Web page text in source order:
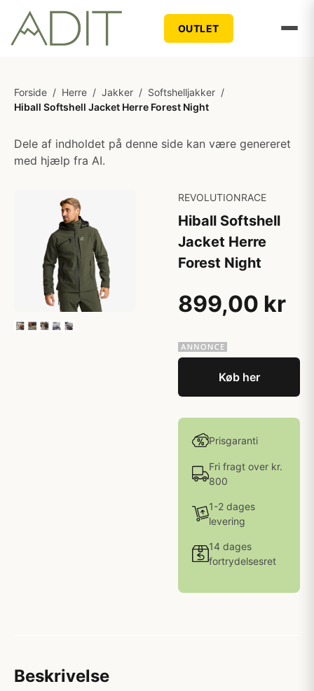
OUTLET
Forside / Herre / Jakker / Softshelljakker /
Hiball Softshell Jacket Herre Forest Night
Dele af indholdet på denne side kan være genereret
med hjælp fra AI.
REVOLUTIONRACE
Hiball Softshell
Jacket Herre
Forest Night
899,00 kr
Køb her
Prisgaranti
Fri fragt over kr.
800
1-2 dages
levering
14 dages
fortrydelsesret
Beskrivelse